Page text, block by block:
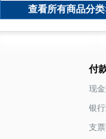
查看所有商品分
付
现
银
支